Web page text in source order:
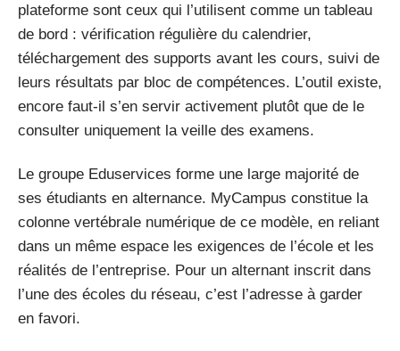
plateforme sont ceux qui l’utilisent comme un tableau
de bord : vérification régulière du calendrier,
téléchargement des supports avant les cours, suivi de
leurs résultats par bloc de compétences. L’outil existe,
encore faut-il s’en servir activement plutôt que de le
consulter uniquement la veille des examens.
Le groupe Eduservices forme une large majorité de
ses étudiants en alternance. MyCampus constitue la
colonne vertébrale numérique de ce modèle, en reliant
dans un même espace les exigences de l’école et les
réalités de l’entreprise. Pour un alternant inscrit dans
l’une des écoles du réseau, c’est l’adresse à garder
en favori.